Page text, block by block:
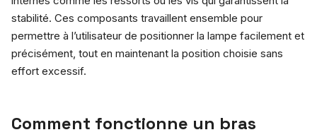
stabilité. Ces composants travaillent ensemble pour
permettre à l’utilisateur de positionner la lampe facilement et
précisément, tout en maintenant la position choisie sans
effort excessif.
Comment fonctionne un bras